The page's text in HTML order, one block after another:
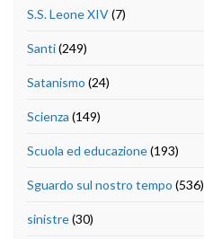
S.S. Leone XIV(7)
Santi(249)
Satanismo (24)
Scienza (149)
Scuola ed educazione(193)
Sguardo sul nostro tempo (536)
sinistre(30)